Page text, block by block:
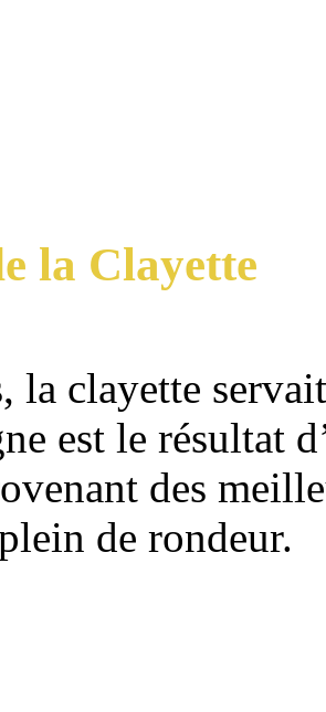
la Clayette
la clayette
est le résultat
des
de rondeur.